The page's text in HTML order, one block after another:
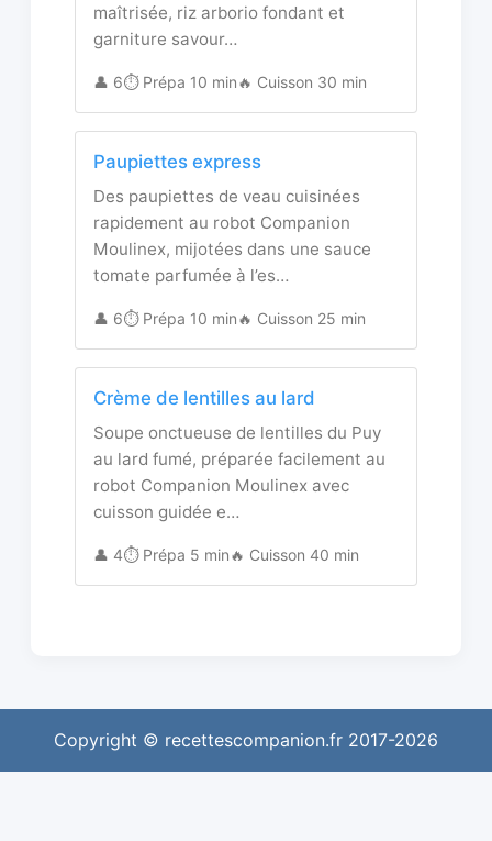
maîtrisée, riz arborio fondant et
garniture savour…
👤 6⏱️ Prépa 10 min🔥 Cuisson 30 min
Paupiettes express
Des paupiettes de veau cuisinées
rapidement au robot Companion
Moulinex, mijotées dans une sauce
tomate parfumée à l’es…
👤 6⏱️ Prépa 10 min🔥 Cuisson 25 min
Crème de lentilles au lard
Soupe onctueuse de lentilles du Puy
au lard fumé, préparée facilement au
robot Companion Moulinex avec
cuisson guidée e…
👤 4⏱️ Prépa 5 min🔥 Cuisson 40 min
Copyright © recettescompanion.fr 2017-2026